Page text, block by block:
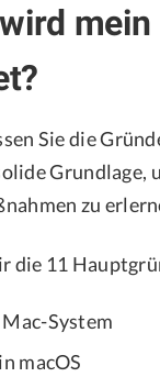
Sie die
Grundlage,
zu
die 11
System
macOS